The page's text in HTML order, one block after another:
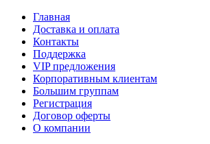
Главная
Доставка и оплата
Контакты
Поддержка
VIP предложения
Корпоративным клиентам
Большим группам
Регистрация
Договор оферты
О компании